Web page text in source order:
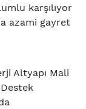
karşılıyor
azami gayret
Altyapı Mali